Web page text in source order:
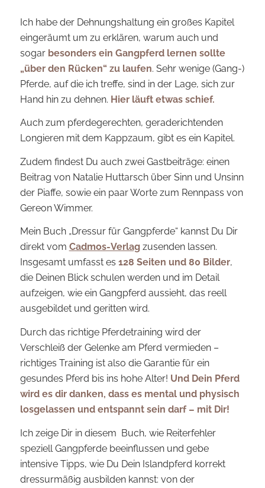
Ich habe der Dehnungshaltung ein großes Kapitel
eingeräumt um zu erklären, warum auch und
sogar besonders ein Gangpferd lernen sollte
„über den Rücken“ zu laufen. Sehr wenige (Gang-)
Pferde, auf die ich treffe, sind in der Lage, sich zur
Hand hin zu dehnen. Hier läuft etwas schief.
Auch zum pferdegerechten, geraderichtenden
Longieren mit dem Kappzaum, gibt es ein Kapitel.
Zudem findest Du auch zwei Gastbeiträge: einen
Beitrag von Natalie Huttarsch über Sinn und Unsinn
der Piaffe, sowie ein paar Worte zum Rennpass von
Gereon Wimmer.
Mein Buch „Dressur für Gangpferde“ kannst Du Dir
direkt vom Cadmos-Verlagzusenden lassen.
Insgesamt umfasst es 128 Seiten und 80 Bilder,
die Deinen Blick schulen werden und im Detail
aufzeigen, wie ein Gangpferd aussieht, das reell
ausgebildet und geritten wird.
Durch das richtige Pferdetraining wird der
Verschleiß der Gelenke am Pferd vermieden –
richtiges Training ist also die Garantie für ein
gesundes Pferd bis ins hohe Alter! Und Dein Pferd
wird es dir danken, dass es mental und physisch
losgelassen und entspannt sein darf – mit Dir!
Ich zeige Dir in diesem Buch, wie Reiterfehler
speziell Gangpferde beeinflussen und gebe
intensive Tipps, wie Du Dein Islandpferd korrekt
dressurmäßig ausbilden kannst: von der